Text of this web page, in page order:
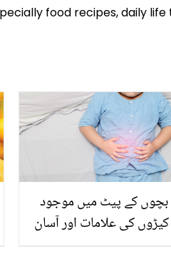
food recipes, daily
بچوں کے پیٹ میں موجود
کیڑوں کی علامات اور آسان